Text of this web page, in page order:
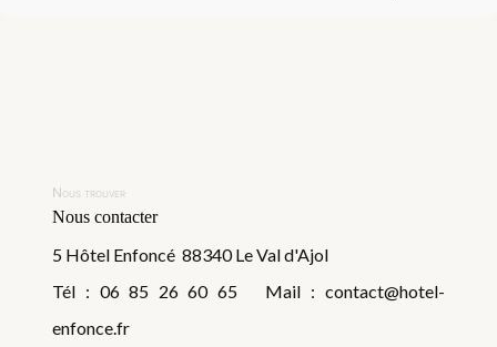
Nous trouver
Nous contacter
5 Hôtel Enfoncé 88340 Le Val d'Ajol
Tél : 06 85 26 60 65 Mail : contact@hotel-
enfonce.fr